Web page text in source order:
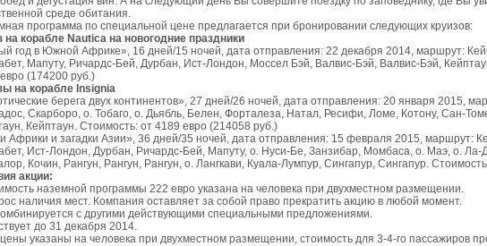
среде обитания.
программа по специальной цене предлагается при бронировании следующих круизов:
на корабле Nautica на новогодние праздники
год в Южной Африке», 16 дней/15 ночей, дата отправления: 22 декабря 2014, маршрут:
Мапуту, Ричардс-Бей, Дурбан, Ист-Лондон, Моссел Бэй, Валвис-Бэй, Валвис-Бэй,
(174200 руб.)
на корабле Insignia
берега двух континентов», 27 дней/26 ночей, дата отправления: 20 января 2015,
, Скарборо, о. Тобаго, о. Дьябль, Белен, Форталеза, Натал, Ресифи, Ломе, Котону, Сан-
, Кейптаун. Стоимость: от 4189 евро (214058 руб.)
Африки и загадки Азии», 36 дней/35 ночей, дата отправления: 15 февраля 2015, маршрут:
Ист-Лондон, Дурбан, Ричардс-Бей, Мапуту, о. Нуси-Бе, Занзибар, Момбаса, о. Маэ, о.
Кочин, Рангун, Рангун, Рангун, о. Лангкави, Куала-Лумпур, Сингапур, Сингапур.
акции:
наземной программы 222 евро указана на человека при двухместном размещении.
наличия мест. Компания оставляет за собой право прекратить акцию в любой момент.
с другими действующими специальными предложениями.
до 31 декабря 2014.
указаны на человека при двухместном размещении, стоимость для 3-4-го пассажиров